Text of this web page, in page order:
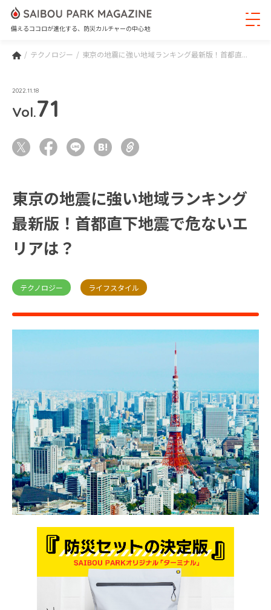
備えるココロが進化する、防災カルチャーの中心地
テクノロジー 東京の地震に強い地域ランキング最新版！首都直...
2022.11.18
Vol.71
東京の地震に強い地域ランキング
最新版！首都直下地震で危ないエ
リアは？
テクノロジー ライフスタイル